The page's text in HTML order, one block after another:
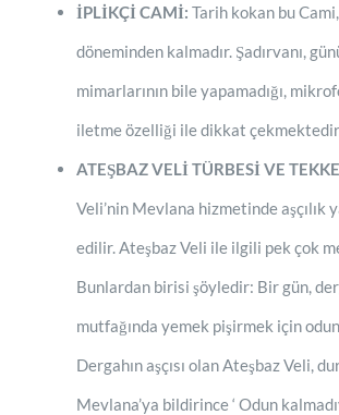
İPLİKÇİ CAMİ: Tarih kokan bu
döneminden kalmadır. Şadırvanı,
mimarlarının bile yapamadığı,
iletme özelliği ile dikkat
ATEŞBAZ VELİ TÜRBESİ VE
Veli’nin Mevlana hizmetinde aşçılık
edilir. Ateşbaz Veli ile ilgili pek çok
Bunlardan birisi şöyledir: Bir gün,
mutfağında yemek pişirmek için
Dergahın aşçısı olan Ateşbaz Veli,
Mevlana’ya bildirince ‘ Odun